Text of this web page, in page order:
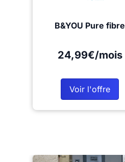
B&YOU Pure fibre
24,99€/mois
Voir l'offre